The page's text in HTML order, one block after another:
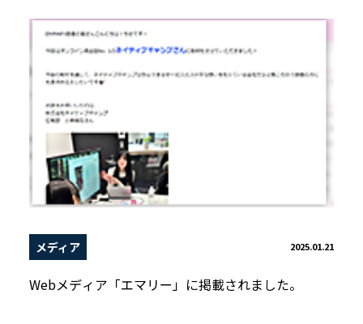
メディア 2025.01.21
Webメディア「エマリー」に掲載されました。